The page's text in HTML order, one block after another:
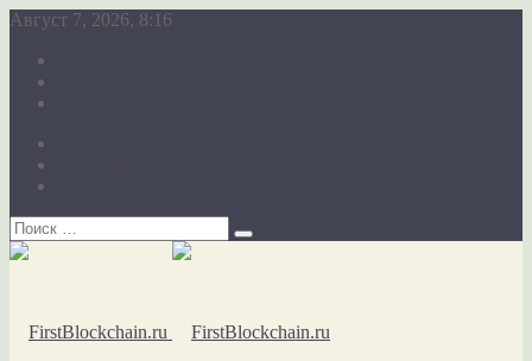
Август 7, 2026, 8:16